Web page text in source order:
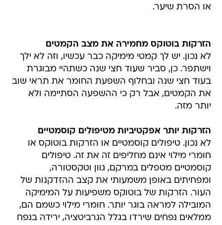
או הסרת שיער.
הזרקות בוטוקס מחמירה את מצב הקמטים
לא נכון. יש לך קמטי מימיקה כבר עכשיו, וזה לא ילך
וישתפר. כן, סביר שעוד חצי שנה כשתהיי מבוגרת
בעוד חצי שנה ובחלוף השפעת החומר את תראי שוב
את הקמטים, אבל רק כי ההשפעה הסתיימה ולא
יותר מזה.
הזרקות יותר אפקטיביות מטיפולים קוסמטיים
לא נכון. טיפולים קוסמטיים או הזרקות בוטוקס או
חומרי מילוי אינם מחליפים זה את זה. טיפולים
קוסמטיים מטפלים במרקם, גוון וטקסטורה,
ומפחיתים באופן משמעותי את קצב ההזדקנות של
העור. הזרקות של בוטוקס משפיעות על המימיקה
המובילה למראה בוגר יותר. חומרי מילוי כשמם הם,
ממלאים נפחים שירדו בגלל הגרביטציה, ירידה בנפח